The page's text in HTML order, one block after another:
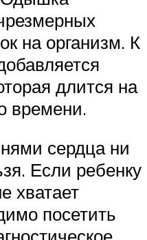
на организм. К
длится на
времени.
сердца ни
Если ребенку
хватает
посетить